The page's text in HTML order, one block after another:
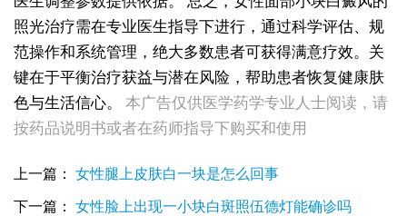
照光治疗需在专业医生指导下进行，通过科学评估、规
范操作和系统管理，绝大多数患者可获得满意疗效。关
键在于平衡治疗获益与潜在风险，帮助患者恢复健康肤
色与生活信心。
本广告仅供医学药学专业人士阅读，请
按药品说明书或者在药师指导下购买和使用
上一篇： 女性腿上皮肤白一块是怎么回事
下一篇： 女性脸上出现一小块白斑照伍德灯能确诊吗